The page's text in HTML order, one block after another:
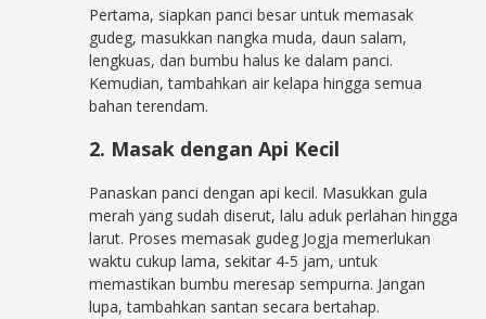
Pertama, siapkan panci besar untuk memasak
gudeg, masukkan nangka muda, daun salam,
lengkuas, dan bumbu halus ke dalam panci.
Kemudian, tambahkan air kelapa hingga semua
bahan terendam.
2. Masak dengan Api Kecil
Panaskan panci dengan api kecil. Masukkan gula
merah yang sudah diserut, lalu aduk perlahan hingga
larut. Proses memasak gudeg Jogja memerlukan
waktu cukup lama, sekitar 4-5 jam, untuk
memastikan bumbu meresap sempurna. Jangan
lupa, tambahkan santan secara bertahap.